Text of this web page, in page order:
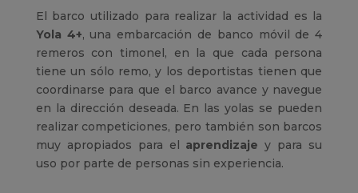
El barco utilizado para realizar la actividad es la
Yola 4+, una embarcación de banco móvil de 4
remeros con timonel, en la que cada persona
tiene un sólo remo, y los deportistas tienen que
coordinarse para que el barco avance y navegue
en la dirección deseada. En las yolas se pueden
realizar competiciones, pero también son barcos
muy apropiados para el aprendizaje y para su
uso por parte de personas sin experiencia.